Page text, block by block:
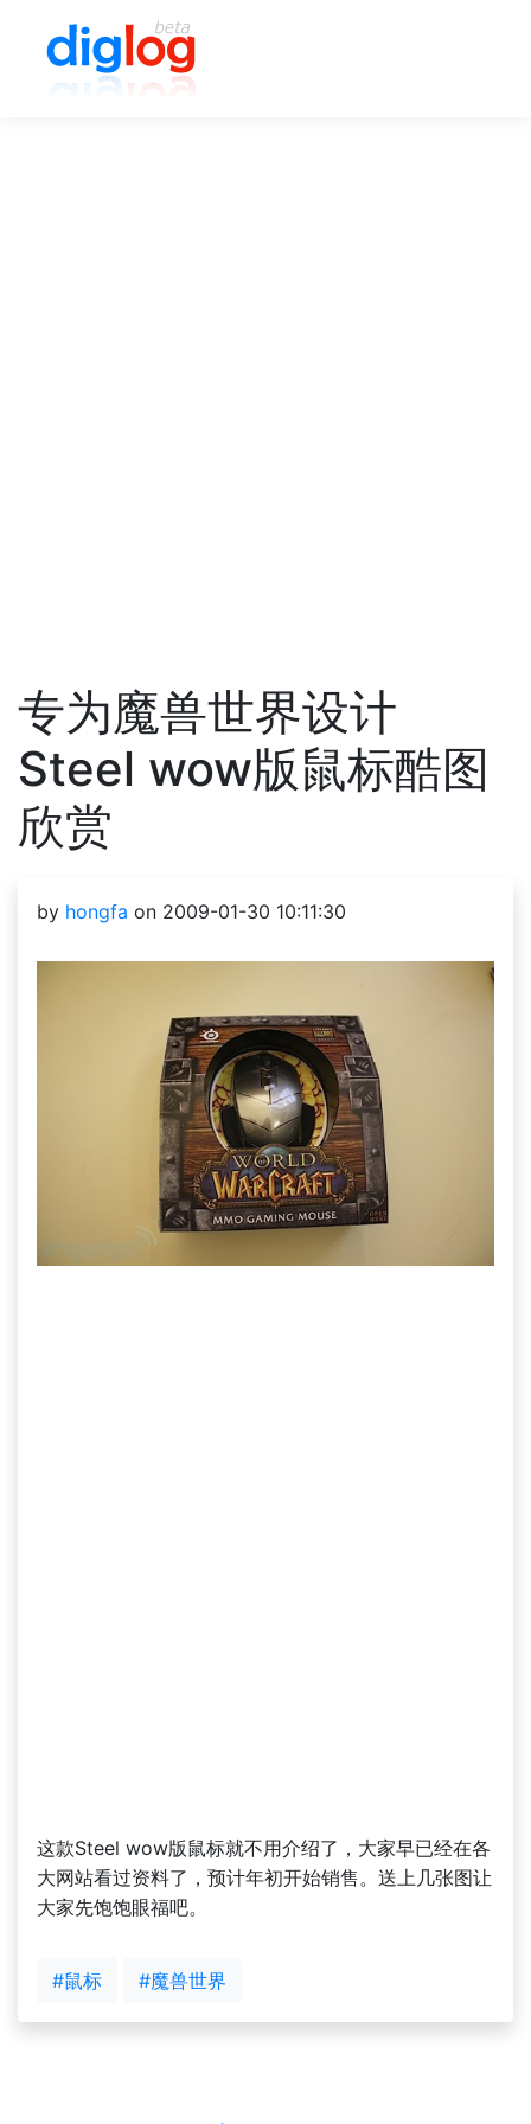
专为魔兽世界设计
Steel wow版鼠标酷图
欣赏
by hongfa on 2009-01-30 10:11:30
这款Steel wow版鼠标就不用介绍了，大家早已经在各
大网站看过资料了，预计年初开始销售。送上几张图让
大家先饱饱眼福吧。
#鼠标 #魔兽世界